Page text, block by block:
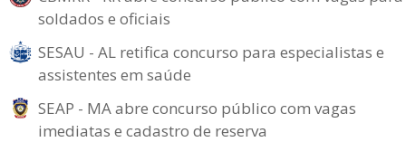
soldados e oficiais
SESAU - AL retifica concurso para especialistas e
assistentes em saúde
SEAP - MA abre concurso público com vagas
imediatas e cadastro de reserva